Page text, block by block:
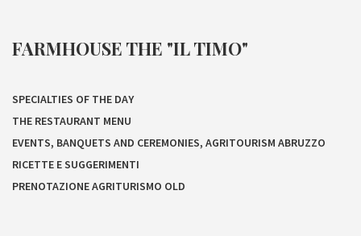
FARMHOUSE THE "IL TIMO"
SPECIALTIES OF THE DAY
THE RESTAURANT MENU
EVENTS, BANQUETS AND CEREMONIES, AGRITOURISM ABRUZZO
RICETTE E SUGGERIMENTI
PRENOTAZIONE AGRITURISMO OLD